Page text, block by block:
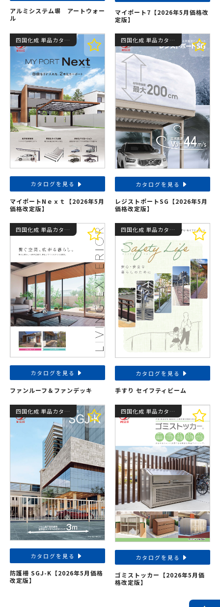
アルミシステム塀 アートウォー
ル
マイポート7【2026年5月価格改
定版】
四国化成 単品カタログ
カタログを見る
マイポートNｅｘｔ【2026年5月
価格改定版】
四国化成 単品カタログ
カタログを見る
レジストポートSG【2026年5月
価格改定版】
四国化成 単品カタログ
カタログを見る
ファンルーフ＆ファンデッキ
四国化成 単品カタログ
カタログを見る
手すり セイフティビーム
四国化成 単品カタログ
カタログを見る
防護柵 SGJ-K【2026年5月価格
改定版】
四国化成 単品カタログ
カタログを見る
ゴミストッカー【2026年5月価
格改定版】